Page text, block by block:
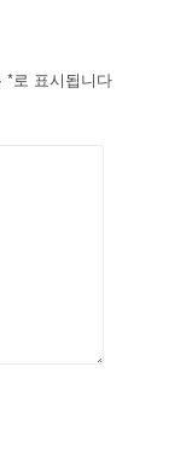
*로 표시됩니다